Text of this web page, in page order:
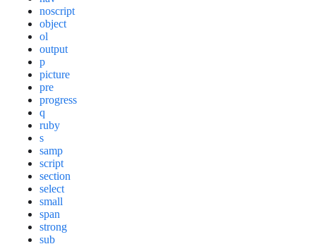
noscript
object
ol
output
p
picture
pre
progress
q
ruby
s
samp
script
section
select
small
span
strong
sub